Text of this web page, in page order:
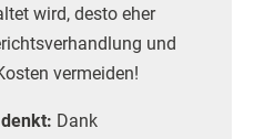
wird, desto eher
und
vermeiden!
Dank